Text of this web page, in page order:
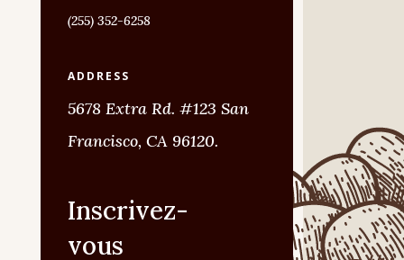
(255) 352-6258
ADDRESS
5678 Extra Rd. #123 San
Francisco, CA 96120.
Inscrivez-
vous